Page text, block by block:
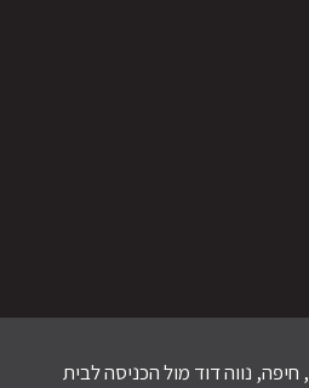
כתובת- המלך שאול 16, חיפה, נווה דוד מול הכניסה לבית